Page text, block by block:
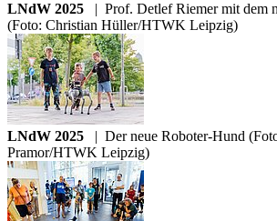
LNdW 2025 | Prof. Detlef Riemer mit dem
(Foto: Christian Hüller/HTWK Leipzig)
LNdW 2025 | Der neue Roboter-Hund
Pramor/HTWK Leipzig)